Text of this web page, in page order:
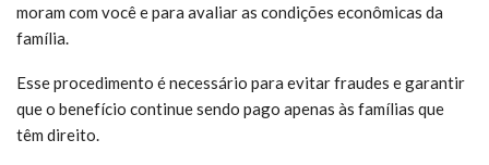
moram com você e para avaliar as condições econômicas da
família.
Esse procedimento é necessário para evitar fraudes e garantir
que o benefício continue sendo pago apenas às famílias que
têm direito.